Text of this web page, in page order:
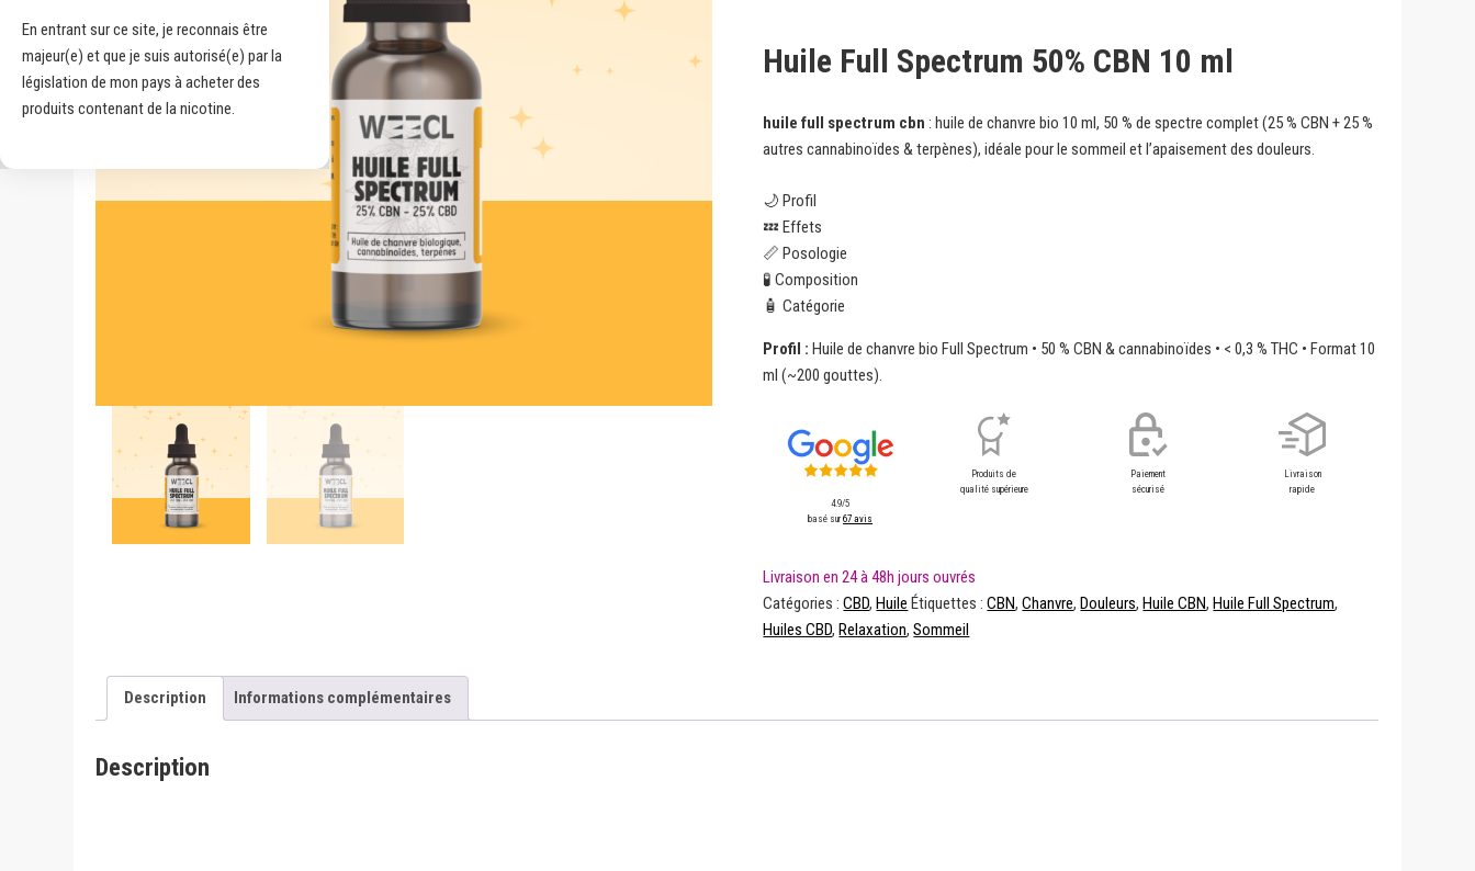
En entrant sur ce site, je reconnais être
majeur(e) et que je suis autorisé(e) par la
législation de mon pays à acheter des
produits contenant de la nicotine.
Huile Full Spectrum 50% CBN 10 ml
huile full spectrum cbn : huile de chanvre bio 10 ml, 50 % de spectre complet (25 % CBN + 25 %
autres cannabinoïdes & terpènes), idéale pour le sommeil et l’apaisement des douleurs.
🌙 Profil
💤 Effets
📏 Posologie
🧪 Composition
🧴 Catégorie
Profil : Huile de chanvre bio Full Spectrum • 50 % CBN & cannabinoïdes • < 0,3 % THC • Format 10
ml (~200 gouttes).
4.9/5
basé sur67 avis
Produits de
qualité supérieure
Paiement
sécurisé
Livraison
rapide
Catégories :CBD,Huile Étiquettes :CBN,Chanvre,Douleurs,Huile CBN,Huile Full Spectrum,
Huiles CBD,Relaxation,Sommeil
Description Informations complémentaires
Description